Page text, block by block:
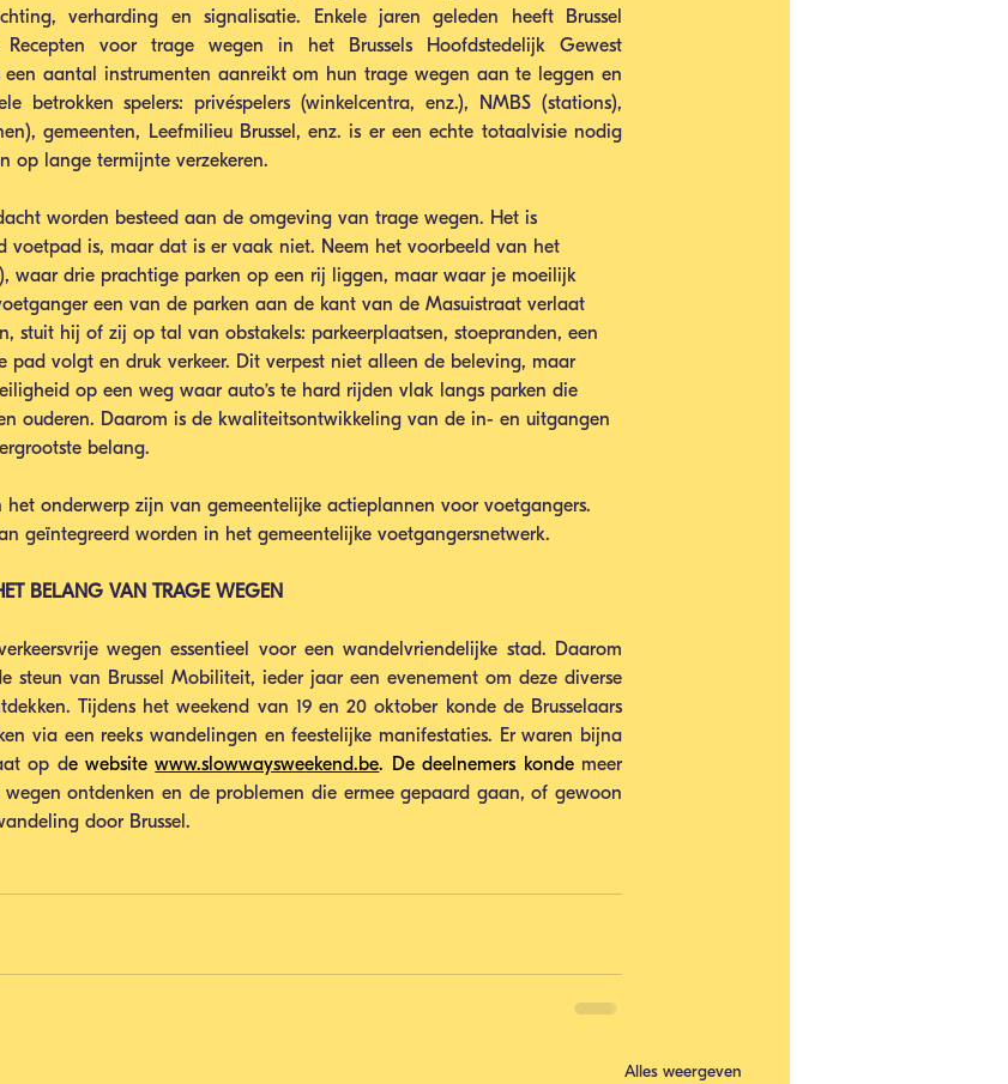
verharding en signalisatie. Enkele jaren geleden heeft Brussel
voor trage wegen in het Brussels Hoofdstedelijk Gewest
een aantal instrumenten aanreikt om hun trage wegen aan te leggen en
betrokken spelers: privéspelers (winkelcentra, enz.), NMBS (stations),
gemeenten, Leefmilieu Brussel, enz. is er een echte totaalvisie nodig
op lange termijnte verzekeren.
worden besteed aan de omgeving van trage wegen. Het is
voetpad is, maar dat is er vaak niet. Neem het voorbeeld van het
waar drie prachtige parken op een rij liggen, maar waar je moeilijk
een van de parken aan de kant van de Masuistraat verlaat
stuit hij of zij op tal van obstakels: parkeerplaatsen, stoepranden, een
pad volgt en druk verkeer. Dit verpest niet alleen de beleving, maar
op een weg waar auto’s te hard rijden vlak langs parken die
ouderen. Daarom is de kwaliteitsontwikkeling van de in- en uitgangen
belang.
het onderwerp zijn van gemeentelijke actieplannen voor voetgangers.
geïntegreerd worden in het gemeentelijke voetgangersnetwerk.
BELANG VAN TRAGE WEGEN
wegen essentieel voor een wandelvriendelijke stad. Daarom
steun van Brussel Mobiliteit, ieder jaar een evenement om deze diverse
Tijdens het weekend van 19 en 20 oktober konde de Brusselaars
via een reeks wandelingen en feestelijke manifestaties. Er waren bijna
op de website www.slowwaysweekend.be. De deelnemers konde meer
ontdenken en de problemen die ermee gepaard gaan, of gewoon
door Brussel.
Alles weergeven